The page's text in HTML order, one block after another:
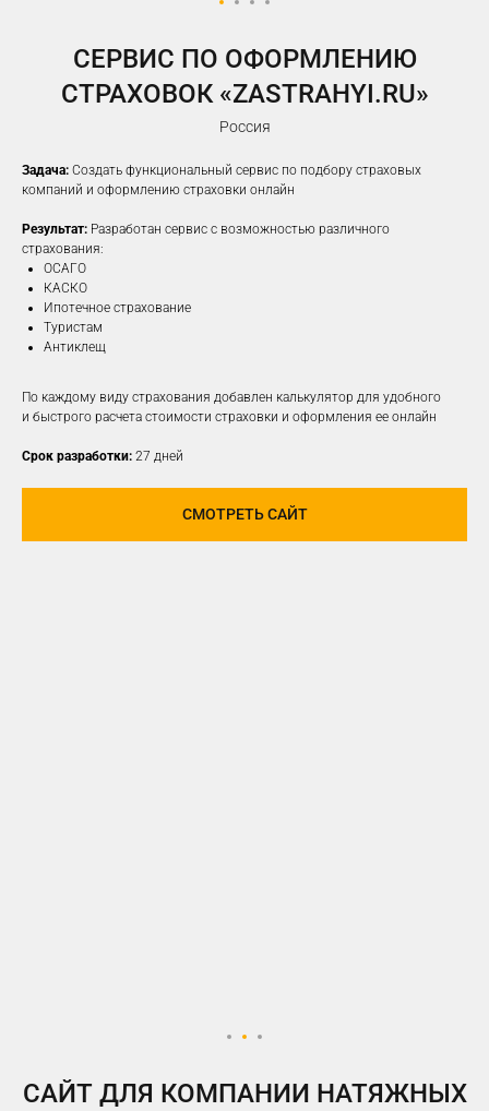
CЕРВИС ПО ОФОРМЛЕНИЮ
СТРАХОВОК «ZASTRAHYI.RU»
Россия
Задача: Создать функциональный сервис по подбору страховых
компаний и оформлению страховки онлайн
Результат: Разработан сервис с возможностью различного
страхования:
ОСАГО
КАСКО
Ипотечное страхование
Туристам
Антиклещ
По каждому виду страхования добавлен калькулятор для удобного
и быстрого расчета стоимости страховки и оформления ее онлайн
Срок разработки: 27 дней
СМОТРЕТЬ САЙТ
САЙТ ДЛЯ КОМПАНИИ НАТЯЖНЫХ
ПОДРОБНЕЕ